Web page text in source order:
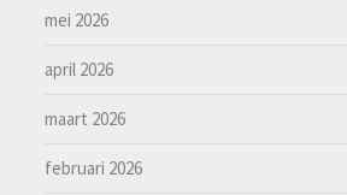
mei 2026
april 2026
maart 2026
februari 2026